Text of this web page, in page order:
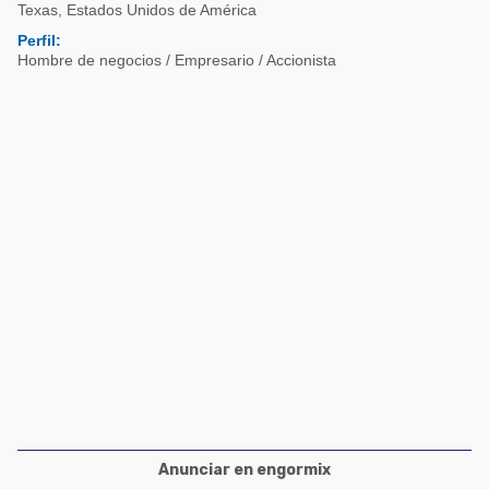
Acuacultura
Micotoxinas
Comunidades en portugués
Micotoxinas
Texas Estados Unidos de América
Perfil:
Hombre de negocios / Empresario / Accionista
Anunciar en engormix